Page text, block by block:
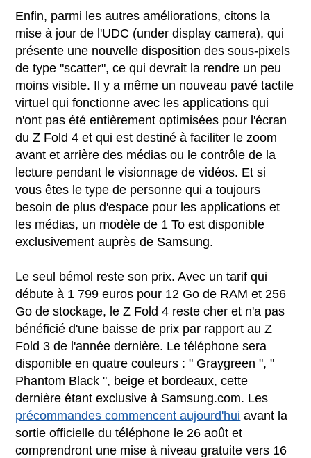
Enfin, parmi les autres améliorations, citons la
mise à jour de l'UDC (under display camera), qui
présente une nouvelle disposition des sous-pixels
de type "scatter", ce qui devrait la rendre un peu
moins visible. Il y a même un nouveau pavé tactile
virtuel qui fonctionne avec les applications qui
n'ont pas été entièrement optimisées pour l'écran
du Z Fold 4 et qui est destiné à faciliter le zoom
avant et arrière des médias ou le contrôle de la
lecture pendant le visionnage de vidéos. Et si
vous êtes le type de personne qui a toujours
besoin de plus d'espace pour les applications et
les médias, un modèle de 1 To est disponible
exclusivement auprès de Samsung.
Le seul bémol reste son prix. Avec un tarif qui
débute à 1 799 euros pour 12 Go de RAM et 256
Go de stockage, le Z Fold 4 reste cher et n'a pas
bénéficié d'une baisse de prix par rapport au Z
Fold 3 de l'année dernière. Le téléphone sera
disponible en quatre couleurs : " Graygreen ", "
Phantom Black ", beige et bordeaux, cette
dernière étant exclusive à Samsung.com. Les
précommandes commencent aujourd'hui avant la
sortie officielle du téléphone le 26 août et
comprendront une mise à niveau gratuite vers 16